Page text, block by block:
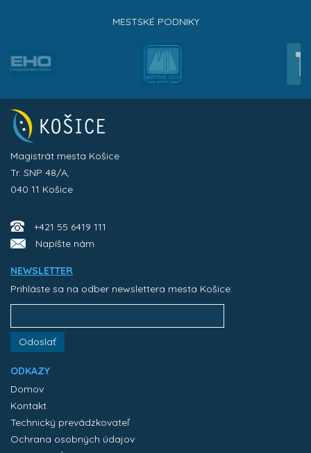
MESTSKÉ PODNIKY
Magistrát mesta Košice
Tr. SNP 48/A,
040 11 Košice
+421 55 6419 111
Napíšte nám
NEWSLETTER
Prihláste sa na odber newslettera mesta Košice:
Odoslať
ODKAZY
Domov
Kontakt
Technický prevádzkovateľ
Ochrana osobných údajov